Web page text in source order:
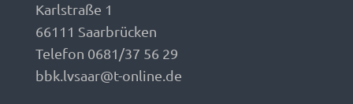
Karlstraße 1
66111 Saarbrücken
Telefon 0681/37 56 29
bbk.lvsaar@t-online.de